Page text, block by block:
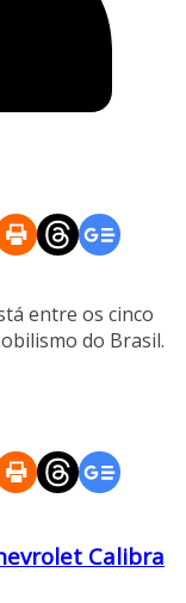
entre os cinco
do Brasil.
Calibra